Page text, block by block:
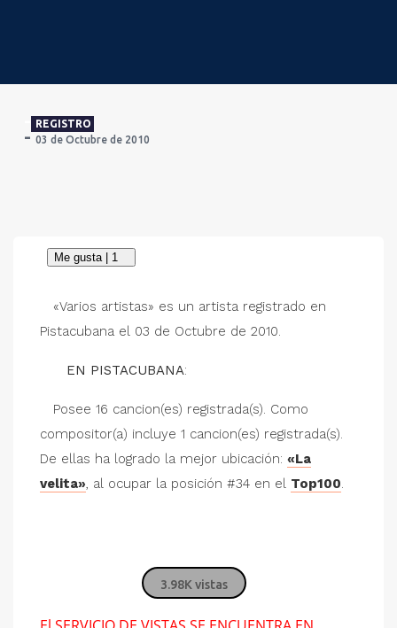
REGISTRO
03 de Octubre de 2010
«Varios artistas» es un artista registrado en
Pistacubana el 03 de Octubre de 2010.
EN PISTACUBANA:
Posee 16 cancion(es) registrada(s). Como
compositor(a) incluye 1 cancion(es) registrada(s).
De ellas ha logrado la mejor ubicación: «La
velita», al ocupar la posición #34 en el Top100.
3.98K vistas